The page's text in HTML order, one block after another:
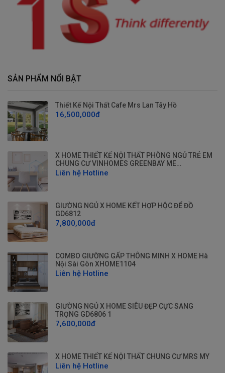
SẢN PHẨM NỔI BẬT
Thiết Kế Nội Thất Cafe Mrs Lan Tây Hồ
16,500,000đ
X HOME THIẾT KẾ NỘI THẤT PHÒNG NGỦ TRẺ EM
CHUNG CƯ VINHOMES GREENBAY ME…
Liên hệ Hotline
GIƯỜNG NGỦ X HOME KẾT HỢP HỘC ĐỂ ĐỒ
GD6812
7,800,000đ
COMBO GIƯỜNG GẤP THÔNG MINH X HOME Hà
Nội Sài Gòn XHOME1104
Liên hệ Hotline
GIƯỜNG NGỦ X HOME SIÊU ĐẸP CỰC SANG
TRỌNG GD6806 1
7,600,000đ
X HOME THIẾT KẾ NỘI THẤT CHUNG CƯ MRS MY
Liên hệ Hotline